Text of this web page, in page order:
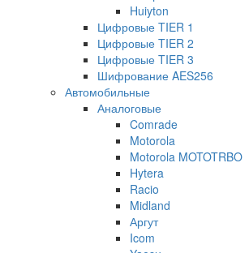
Huiyton
Цифровые TIER 1
Цифровые TIER 2
Цифровые TIER 3
Шифрование AES256
Автомобильные
Аналоговые
Comrade
Motorola
Motorola MOTOTRBO
Hytera
Racio
Midland
Аргут
Icom